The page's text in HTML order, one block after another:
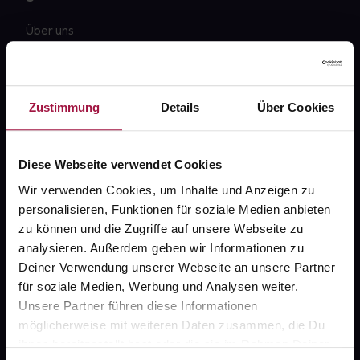
Zustimmung Details Über Cookies
Diese Webseite verwendet Cookies
Wir verwenden Cookies, um Inhalte und Anzeigen zu
personalisieren, Funktionen für soziale Medien anbieten
zu können und die Zugriffe auf unsere Webseite zu
analysieren. Außerdem geben wir Informationen zu
Deiner Verwendung unserer Webseite an unsere Partner
für soziale Medien, Werbung und Analysen weiter.
Unsere Partner führen diese Informationen
möglicherweise mit weiteren Daten zusammen, die Du
ihnen bereitgestellt hast oder die sie im Rahmen Deiner
Über uns
Newsletter
Sanitätshäuser
AGB
Impressum